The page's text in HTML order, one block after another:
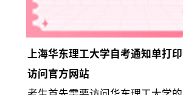
上海华东理工大学自考通知单打印
访问官方网站